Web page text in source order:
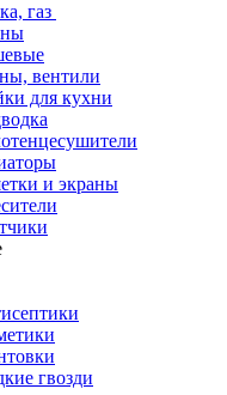
газ
вентили
для кухни
и экраны
гвозди